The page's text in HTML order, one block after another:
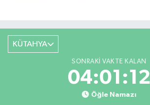
KÜTAHYA
SONRAKI VAKTE KALAN
04:01:11
Öğle Namazı